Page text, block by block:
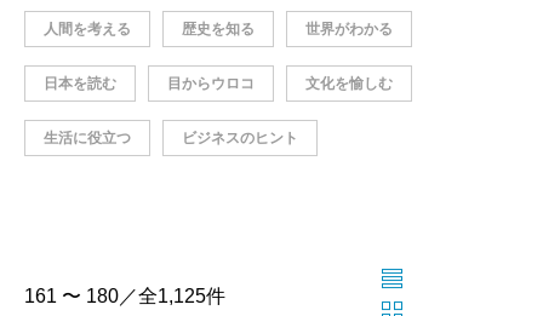
人間を考える 歴史を知る 世界がわかる
日本を読む 目からウロコ 文化を愉しむ
生活に役立つ ビジネスのヒント
161 〜 180／全1,125件